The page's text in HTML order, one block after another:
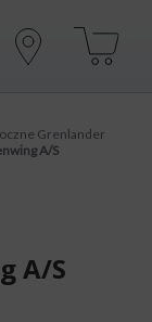
Grenlander
A/S
A/S